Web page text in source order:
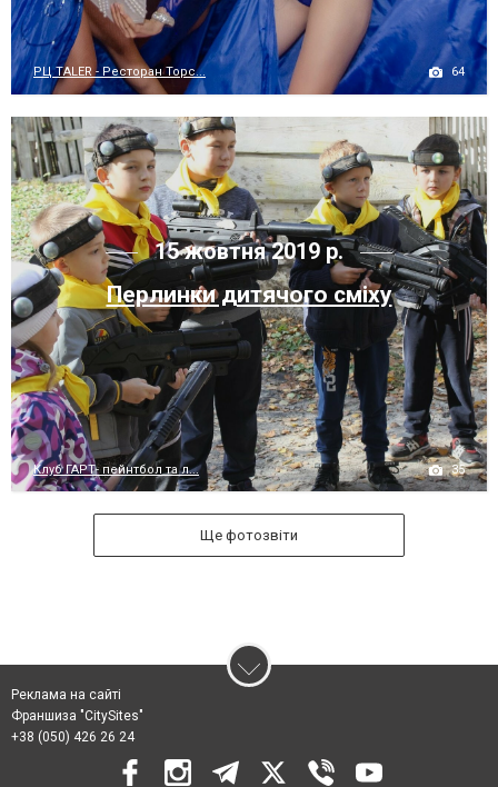
РЦ TALER - Ресторан Торс... 64
15 жовтня 2019 р.
Перлинки дитячого сміху
Клуб ГАРТ- пейнтбол та л... 35
Ще фотозвіти
Реклама на сайті
Франшиза "CitySites"
+38 (050) 426 26 24